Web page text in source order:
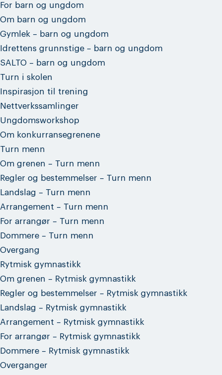
For barn og ungdom
Om barn og ungdom
Gymlek – barn og ungdom
Idrettens grunnstige – barn og ungdom
SALTO – barn og ungdom
Turn i skolen
Inspirasjon til trening
Nettverkssamlinger
Ungdomsworkshop
Om konkurransegrenene
Turn menn
Om grenen – Turn menn
Regler og bestemmelser – Turn menn
Landslag – Turn menn
Arrangement – Turn menn
For arrangør – Turn menn
Dommere – Turn menn
Overgang
Rytmisk gymnastikk
Om grenen – Rytmisk gymnastikk
Regler og bestemmelser – Rytmisk gymnastikk
Landslag – Rytmisk gymnastikk
Arrangement – Rytmisk gymnastikk
For arrangør – Rytmisk gymnastikk
Dommere – Rytmisk gymnastikk
Overganger